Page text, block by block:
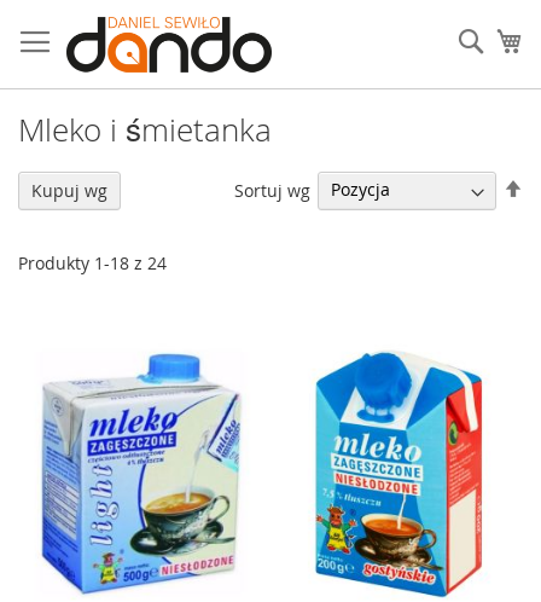
do
treści
Mleko i śmietanka
Produkty 1-18 z 24
Sortuj wg
Kupuj wg